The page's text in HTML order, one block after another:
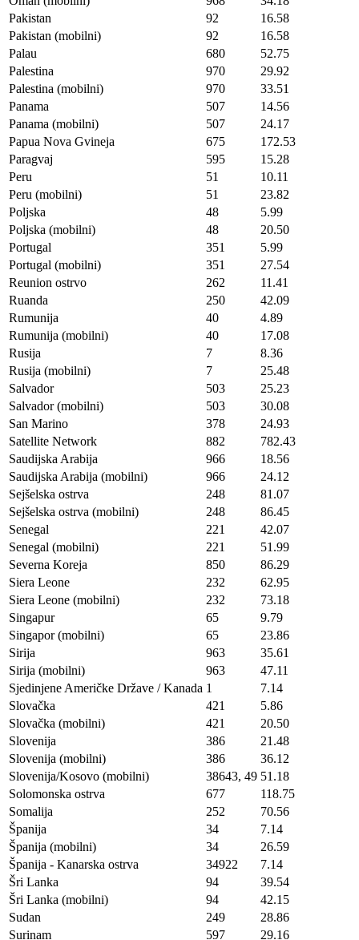
Pakistan
92
16.58
Pakistan (mobilni)
92
16.58
Palau
680
52.75
Palestina
970
29.92
Palestina (mobilni)
970
33.51
Panama
507
14.56
Panama (mobilni)
507
24.17
Papua Nova Gvineja
675
172.53
Paragvaj
595
15.28
Peru
51
10.11
Peru (mobilni)
51
23.82
Poljska
48
5.99
Poljska (mobilni)
48
20.50
Portugal
351
5.99
Portugal (mobilni)
351
27.54
Reunion ostrvo
262
11.41
Ruanda
250
42.09
Rumunija
40
4.89
Rumunija (mobilni)
40
17.08
Rusija
7
8.36
Rusija (mobilni)
7
25.48
Salvador
503
25.23
Salvador (mobilni)
503
30.08
San Marino
378
24.93
Satellite Network
882
782.43
Saudijska Arabija
966
18.56
Saudijska Arabija (mobilni)
966
24.12
Sejšelska ostrva
248
81.07
Sejšelska ostrva (mobilni)
248
86.45
Senegal
221
42.07
Senegal (mobilni)
221
51.99
Severna Koreja
850
86.29
Siera Leone
232
62.95
Siera Leone (mobilni)
232
73.18
Singapur
65
9.79
Singapor (mobilni)
65
23.86
Sirija
963
35.61
Sirija (mobilni)
963
47.11
Sjedinjene Američke Države / Kanada 1
7.14
Slovačka
421
5.86
Slovačka (mobilni)
421
20.50
Slovenija
386
21.48
Slovenija (mobilni)
386
36.12
Slovenija/Kosovo (mobilni)
38643, 49 51.18
Solomonska ostrva
677
118.75
Somalija
252
70.56
Španija
34
7.14
Španija (mobilni)
34
26.59
Španija - Kanarska ostrva
34922
7.14
Šri Lanka
94
39.54
Šri Lanka (mobilni)
94
42.15
Sudan
249
28.86
Surinam
597
29.16